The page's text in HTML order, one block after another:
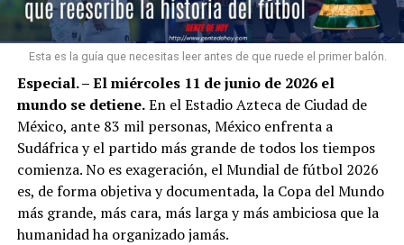
Esta es la guía que necesitas leer antes de que ruede el primer balón.
Especial. –El miércoles 11 de junio de 2026 el
mundo se detiene.En el Estadio Azteca de Ciudad de
México, ante 83 mil personas, México enfrenta a
Sudáfrica y el partido más grande de todos los tiempos
comienza. No es exageración, el Mundial de fútbol 2026
es, de forma objetiva y documentada, la Copa del Mundo
más grande, más cara, más larga y más ambiciosa que la
humanidad ha organizado jamás.